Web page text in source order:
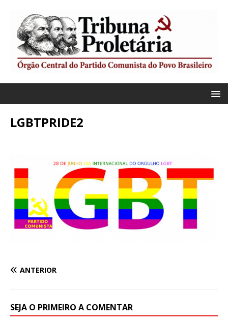
LGBTPRIDE2
ANTERIOR
SEJA O PRIMEIRO A COMENTAR